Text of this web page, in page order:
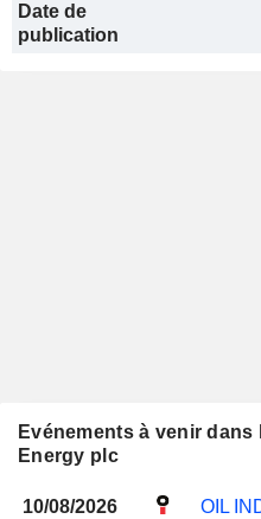
Date de
publication
Evénements à venir dans
Energy plc
10/08/2026
OIL